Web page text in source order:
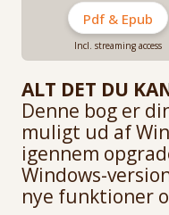
Jens har endvidere skrevet
Borger på nettet ,Sådan starter
Windows 7 og 8 Kom godt i
Pdf & Epub
Incl. streaming access
ALT DET DU
Denne bog er
muligt ud af
igennem
Windows-
nye funktioner